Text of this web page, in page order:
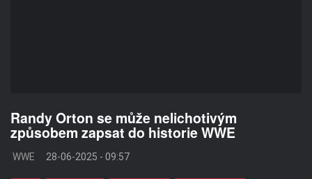
Randy Orton se může nelichotivým
způsobem zapsat do historie WWE
WWE 28-06-2025 - 09:57